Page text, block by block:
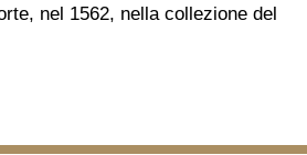
nel 1562, nella collezione del